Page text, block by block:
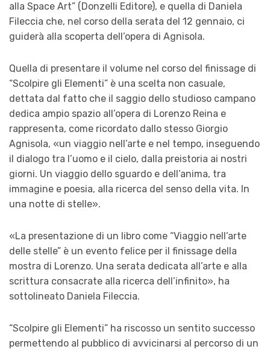
alla Space Art” (Donzelli Editore), e quella di Daniela
Fileccia che, nel corso della serata del 12 gennaio, ci
guiderà alla scoperta dell’opera di Agnisola.
Quella di presentare il volume nel corso del finissage di
“Scolpire gli Elementi” è una scelta non casuale,
dettata dal fatto che il saggio dello studioso campano
dedica ampio spazio all’opera di Lorenzo Reina e
rappresenta, come ricordato dallo stesso Giorgio
Agnisola, «un viaggio nell’arte e nel tempo, inseguendo
il dialogo tra l’uomo e il cielo, dalla preistoria ai nostri
giorni. Un viaggio dello sguardo e dell’anima, tra
immagine e poesia, alla ricerca del senso della vita. In
una notte di stelle».
«La presentazione di un libro come “Viaggio nell’arte
delle stelle” è un evento felice per il finissage della
mostra di Lorenzo. Una serata dedicata all’arte e alla
scrittura consacrate alla ricerca dell’infinito», ha
sottolineato Daniela Fileccia.
“Scolpire gli Elementi” ha riscosso un sentito successo
permettendo al pubblico di avvicinarsi al percorso di un